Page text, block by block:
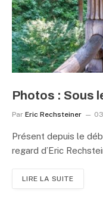
Photos : Sous
Par Eric Rechsteiner
Présent depuis le
regard d’Eric
LIRE LA SUITE